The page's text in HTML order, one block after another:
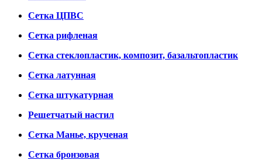
Сетка ЦПВС
Сетка рифленая
Сетка стеклопластик, композит, базальтопластик
Сетка латунная
Сетка штукатурная
Решетчатый настил
Сетка Манье, крученая
Сетка бронзовая